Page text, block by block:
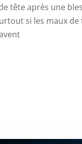
tête après une
si les maux de